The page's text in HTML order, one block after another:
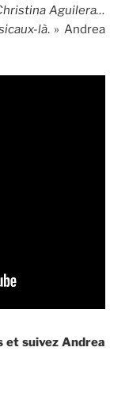
Aguilera…
là. » Andrea
et suivez Andrea